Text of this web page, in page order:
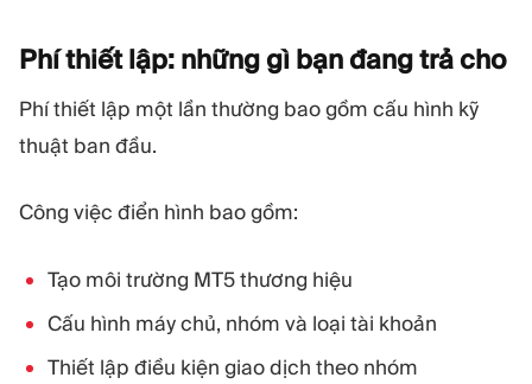
Phí thiết lập: những gì bạn đang trảcho
Phí thiết lập một lần thường bao gồm cấu hình kỹ
thuật ban đầu.
Công việc điển hình bao gồm:
Tạo môi trường MT5 thương hiệu
Cấu hình máy chủ, nhóm và loại tài khoản
Thiết lập điều kiện giao dịch theo nhóm